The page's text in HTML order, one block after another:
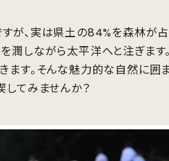
が、実は県土の84%を森林が
しながら太平洋へと注ぎます
す。そんな魅力的な自然に囲
てみませんか？